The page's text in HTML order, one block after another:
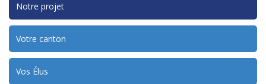
Notre projet
Votre canton
Vos Élus